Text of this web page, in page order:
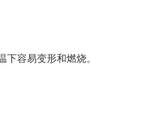
容易变形和燃烧。